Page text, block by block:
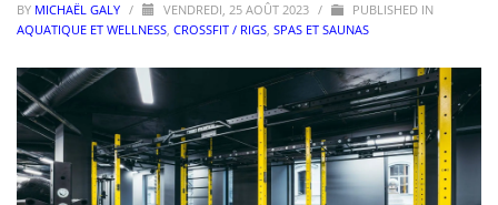
BY MICHAËL GALY / VENDREDI, 25 AOÛT 2023 /
PUBLISHED IN
AQUATIQUE ET WELLNESS, CROSSFIT / RIGS, SPAS ET SAUNAS